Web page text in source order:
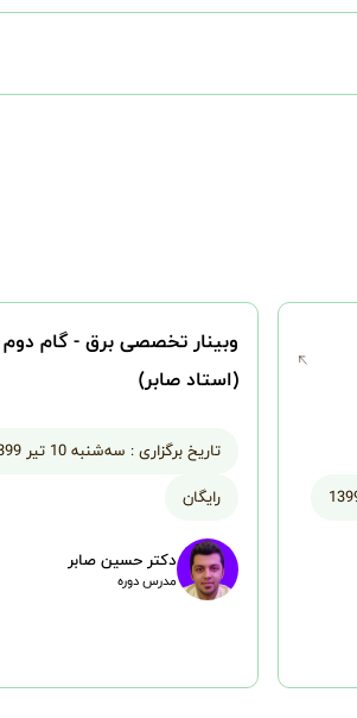
وبینار تخصصی برق - گام دوم
(استاد صابر)
تاریخ برگزاری : سه‌شنبه 10 تیر 1399
رایگان
دکتر حسین صابر
مدرس دوره